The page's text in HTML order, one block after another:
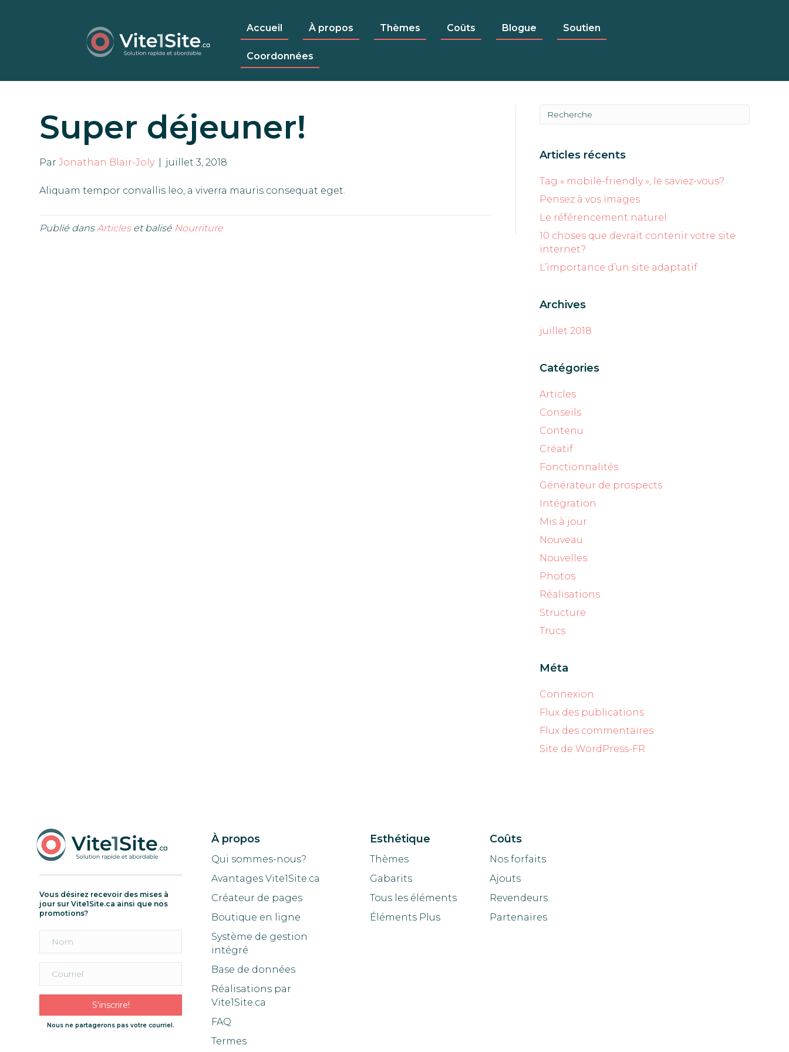
Accueil À propos Thèmes Coûts Blogue Soutien
Coordonnées
Super déjeuner!
ParJonathan Blair-Joly juillet 3, 2018
Aliquam tempor convallis leo, a viverra mauris consequat eget.
Publié dansArticleset balisé Nourriture
Articles récents
Tag « mobile-friendly », le saviez-vous?
Pensez à vos images
Le référencement naturel
10 choses que devrait contenir votre site
internet?
L’importance d’un site adaptatif
Archives
juillet 2018
Catégories
Articles
Conseils
Contenu
Créatif
Fonctionnalités
Générateur de prospects
Intégration
Mis à jour
Nouveau
Nouvelles
Photos
Réalisations
Structure
Trucs
Méta
Connexion
Flux des publications
Flux des commentaires
Site de WordPress-FR
Vous désirez recevoir des mises à
jour sur Vite1Site.ca ainsi que nos
promotions?
S'inscrire!
Nous ne partagerons pas votre courriel.
À propos
Qui sommes-nous?
Avantages Vite1Site.ca
Créateur de pages
Boutique en ligne
Système de gestion
intégré
Base de données
Réalisations par
Vite1Site.ca
FAQ
Termes
Esthétique
Thèmes
Gabarits
Tous les éléments
Éléments Plus
Coûts
Nos forfaits
Ajouts
Revendeurs
Partenaires